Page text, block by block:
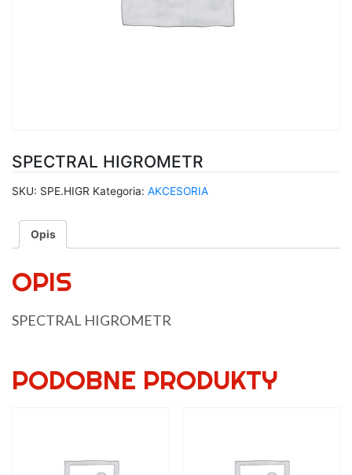
SPECTRAL HIGROMETR
SKU: SPE.HIGR Kategoria: AKCESORIA
Opis
OPIS
SPECTRAL HIGROMETR
PODOBNE PRODUKTY